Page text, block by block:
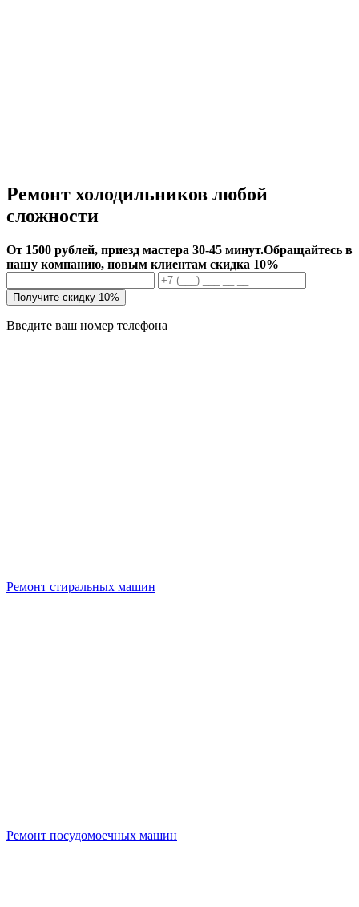
Ремонт холодильников любой
сложности
От 1500 рублей, приезд мастера 30-45 минут.Обращайтесь в
нашу компанию, новым клиентам скидка 10%
Получите скидку 10%
Введите ваш номер телефона
Ремонт стиральных машин
Ремонт посудомоечных машин